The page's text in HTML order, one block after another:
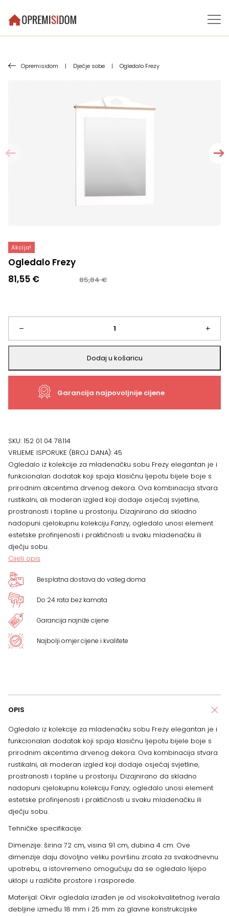
Opremisidom | Dječje sobe | Ogledalo Frezy
Akcija!
Ogledalo Frezy
85,84€
Izvorna
je:
85,84 €.
81,55 €
Trenutna
81,55 €.
–
Ogledalo
Frezy
količina
+
Dodaj u košaricu
Garancija najpovoljnije cijene
SKU: 152 01 04 78114
VRIJEME ISPORUKE (BROJ DANA): 45
Ogledalo iz kolekcije za mladenačku sobu Frezy elegantan je i
funkcionalan dodatak koji spaja klasičnu ljepotu bijele boje s
prirodnim akcentima drvenog dekora. Ova kombinacija stvara
rustikalni, ali moderan izgled koji dodaje osjećaj svjetline,
prostranosti i topline u prostoriju. Dizajnirano da skladno
nadopuni cjelokupnu kolekciju Fanzy, ogledalo unosi element
estetske profinjenosti i praktičnosti u svaku mladenačku ili
dječju sobu.
Cijeli opis
Besplatna dostava do vašeg doma
Do 24 rata bez kamata
Garancija najniže cijene
Najbolji omjer cijene i kvalitete
OPIS
Ogledalo iz kolekcije za mladenačku sobu Frezy elegantan je i
funkcionalan dodatak koji spaja klasičnu ljepotu bijele boje s
prirodnim akcentima drvenog dekora. Ova kombinacija stvara
rustikalni, ali moderan izgled koji dodaje osjećaj svjetline,
prostranosti i topline u prostoriju. Dizajnirano da skladno
nadopuni cjelokupnu kolekciju Fanzy, ogledalo unosi element
estetske profinjenosti i praktičnosti u svaku mladenačku ili
dječju sobu.
Tehničke specifikacije:
Dimenzije: širina 72 cm, visina 91 cm, dubina 4 cm. Ove
dimenzije daju dovoljno veliku površinu zrcala za svakodnevnu
upotrebu, a istovremeno omogućuju da se ogledalo lijepo
uklopi u različite prostore i rasporede.
Materijal: Okvir ogledala izrađen je od visokokvalitetnog iverala
debljine između 18 mm i 25 mm za glavne konstrukcijske